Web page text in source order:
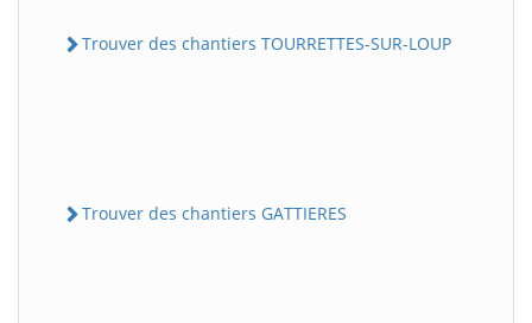
Trouver des chantiers TOURRETTES-SUR-LOUP
Trouver des chantiers GATTIERES